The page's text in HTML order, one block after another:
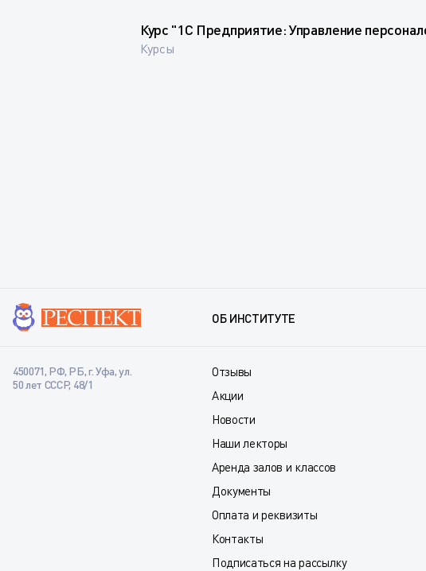
Курс "1С Предприятие: Управление
Курсы
ОБ ИНСТИТУТЕ
Отзывы
Акции
Новости
Наши лекторы
Аренда залов и классов
Документы
Оплата и реквизиты
Контакты
Подписаться на рассылку
450071, РФ, РБ, г. Уфа, ул.
50 лет СССР, 48/1